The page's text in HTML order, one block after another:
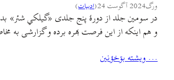
ورگ2024 آگوست 24 (ادبيات)
در سومین جلد از دورهٔ پنج جلدی «گيلکي شئر» بد
و هم اینکه از این فرصت بهره برده و گزارشی به
… ويشته بۊخؤنين